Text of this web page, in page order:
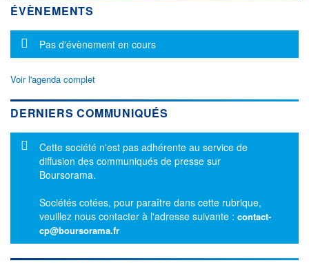
ÉVÈNEMENTS
Message d'information
Pas d'évènement en cours
Voir l'agenda complet
DERNIERS COMMUNIQUÉS
Message d'information
Cette société n'est pas adhérente au service de
diffusion des communiqués de presse sur
Boursorama.
Sociétés cotées, pour paraître dans cette rubrique,
veuillez nous contacter à l'adresse suivante : contact-
cp@boursorama.fr